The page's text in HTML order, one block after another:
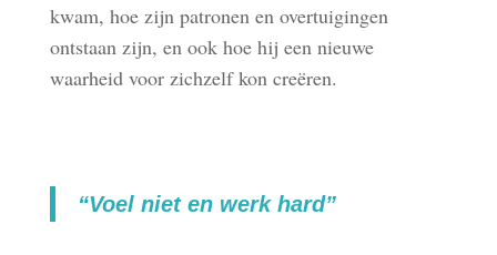
kwam, hoe zijn patronen en overtuigingen
ontstaan zijn, en ook hoe hij een nieuwe
waarheid voor zichzelf kon creëren.
“Voel niet en werk hard”